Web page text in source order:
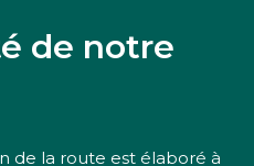
de notre
de la route est élaboré à